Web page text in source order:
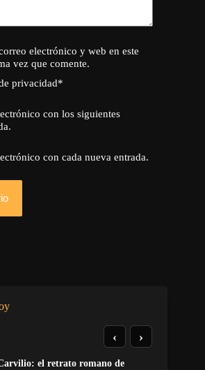
electrónico y web en este
vez que comente.
privacidad*
con los siguientes
con cada nueva entrada.
el retrato romano de
‹ ›